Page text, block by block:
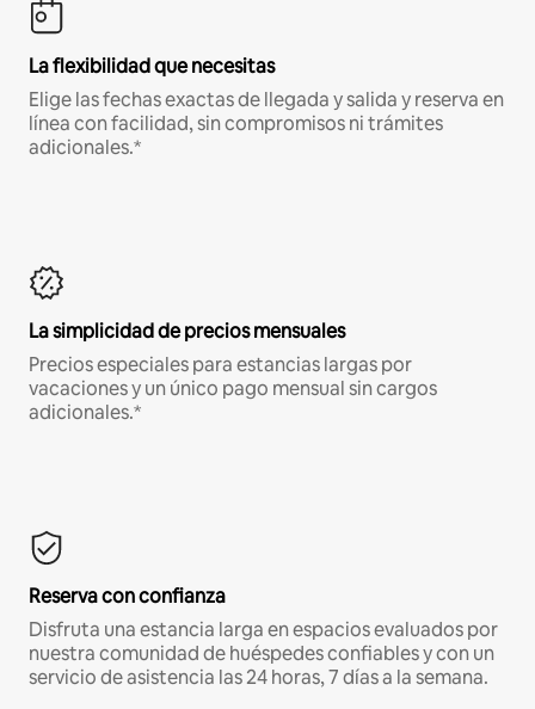
La flexibilidad que necesitas
Elige las fechas exactas de llegada y salida y reserva en
línea con facilidad, sin compromisos ni trámites
adicionales.*
La simplicidad de precios mensuales
Precios especiales para estancias largas por
vacaciones y un único pago mensual sin cargos
adicionales.*
Reserva con confianza
Disfruta una estancia larga en espacios evaluados por
nuestra comunidad de huéspedes confiables y con un
servicio de asistencia las 24 horas, 7 días a la semana.